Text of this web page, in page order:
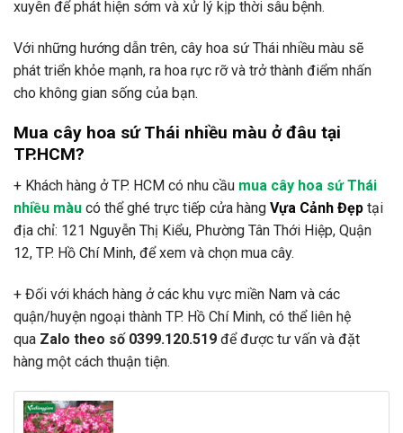
xuyên để phát hiện sớm và xử lý kịp thời sâu bệnh.
Với những hướng dẫn trên, cây hoa sứ Thái nhiều màu sẽ
phát triển khỏe mạnh, ra hoa rực rỡ và trở thành điểm nhấn
cho không gian sống của bạn.
Mua cây hoa sứ Thái nhiều màu ở đâu tại
TP.HCM?
+ Khách hàng ở TP. HCM có nhu cầu mua cây hoa sứ Thái
nhiều màu có thể ghé trực tiếp cửa hàng Vựa Cảnh Đẹp tại
địa chỉ: 121 Nguyễn Thị Kiểu, Phường Tân Thới Hiệp, Quận
12, TP. Hồ Chí Minh, để xem và chọn mua cây.
+ Đối với khách hàng ở các khu vực miền Nam và các
quận/huyện ngoại thành TP. Hồ Chí Minh, có thể liên hệ
qua Zalo theo số 0399.120.519 để được tư vấn và đặt
hàng một cách thuận tiện.